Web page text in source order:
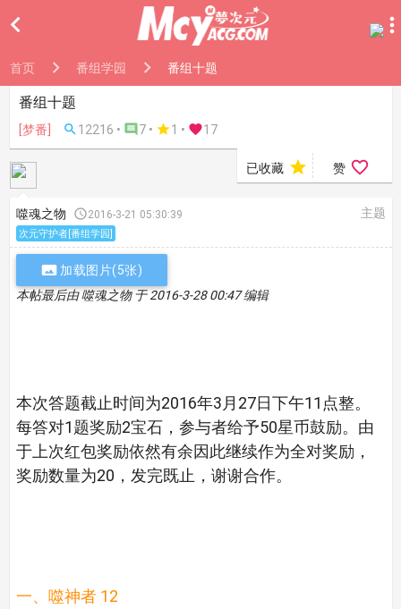

首页 番组学园 番组十题
番组十题
[梦番]  12216 •  7 • 1 • 17
已收藏  赞 
噬魂之物 2016-3-21 05:30:39 主题
次元守护者[番组学园]
加载图片(5张)
本帖最后由 噬魂之物 于 2016-3-28 00:47 编辑
本次答题截止时间为2016年3月27日下午11点整。
每答对1题奖励2宝石，参与者给予50星币鼓励。由
于上次红包奖励依然有余因此继续作为全对奖励，
奖励数量为20，发完既止，谢谢合作。
一、噬神者 12